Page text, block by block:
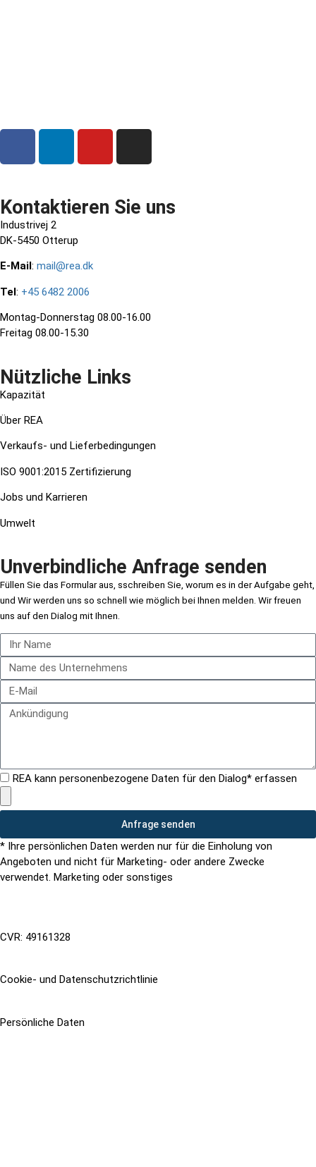
Kontaktieren Sie uns
Industrivej 2
DK-5450 Otterup
E-Mail : mail@rea.dk
Tel: +45 6482 2006
Montag-Donnerstag 08.00-16.00
Freitag 08.00-15.30
Nützliche Links
Kapazität
Über REA
Verkaufs- und Lieferbedingungen
ISO 9001:2015 Zertifizierung
Jobs und Karrieren
Umwelt
Unverbindliche Anfrage senden
Füllen Sie das Formular aus, sschreiben Sie, worum es in der Aufgabe geht,
und Wir werden uns so schnell wie möglich bei Ihnen melden. Wir freuen
uns auf den Dialog mit Ihnen.
REA kann personenbezogene Daten für den Dialog* erfassen
Anfrage senden
* Ihre persönlichen Daten werden nur für die Einholung von
Angeboten und nicht für Marketing- oder andere Zwecke
verwendet. Marketing oder sonstiges
CVR: 49161328
Cookie- und Datenschutzrichtlinie
Persönliche Daten